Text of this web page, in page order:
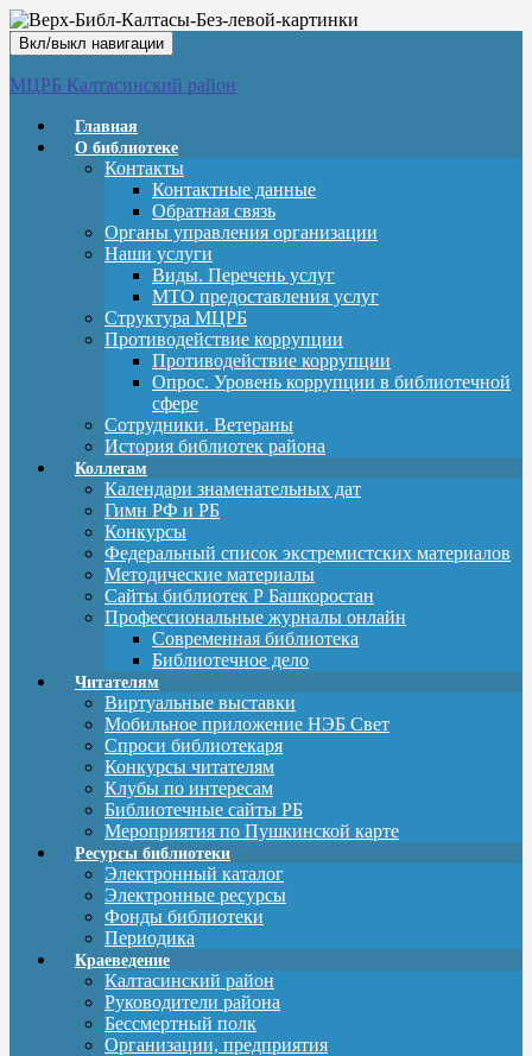
Вкл/выкл навигации
МЦРБ Калтасинский район
Главная
О библиотеке
Контакты
Контактные данные
Обратная связь
Органы управления организации
Наши услуги
Виды. Перечень услуг
МТО предоставления услуг
Структура МЦРБ
Противодействие коррупции
Противодействие коррупции
Опрос. Уровень коррупции в библиотечной
сфере
Сотрудники. Ветераны
История библиотек района
Коллегам
Календари знаменательных дат
Гимн РФ и РБ
Конкурсы
Федеральный список экстремистских материалов
Методические материалы
Сайты библиотек Р Башкоростан
Профессиональные журналы онлайн
Современная библиотека
Библиотечное дело
Читателям
Виртуальные выставки
Мобильное приложение НЭБ Свет
Спроси библиотекаря
Конкурсы читателям
Клубы по интересам
Библиотечные сайты РБ
Мероприятия по Пушкинской карте
Ресурсы библиотеки
Электронный каталог
Электронные ресурсы
Фонды библиотеки
Периодика
Краеведение
Калтасинский район
Руководители района
Бессмертный полк
Организации, предприятия